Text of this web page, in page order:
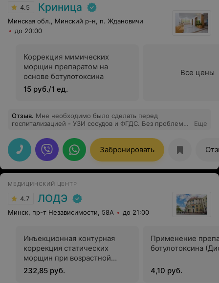
4.5 Криница
Минская обл., Минский р-н, п. Ждановичи
до 20:00
Коррекция мимических
морщин препаратом на
основе ботулотоксина
15 руб./1 ед.
Все цены
Отзыв. Мне необходимо было сделать перед
госпитализацией - УЗИ сосудов и ФГДС. Без проблем
ожидания (как везде обычно), в течении 1.5 часа я
прошел обе процедуры. Все замечательно и четко
организовано. Огромная благодарность врачам -
Куделя С.И. и Автуховой Л.В., профессионально,
грамотно, на все вопросы я получил ответы и
Еще
Забронировать
МЕДИЦИНСКИЙ ЦЕНТР
4.7 ЛОДЭ
Минск, пр-т Независимости, 58А до 21:00
Инъекционная контурная
коррекция статических
морщин при возрастной
атрофии кожи лица
232,85 руб.
Применение
ботулотоксина
4,10 руб.